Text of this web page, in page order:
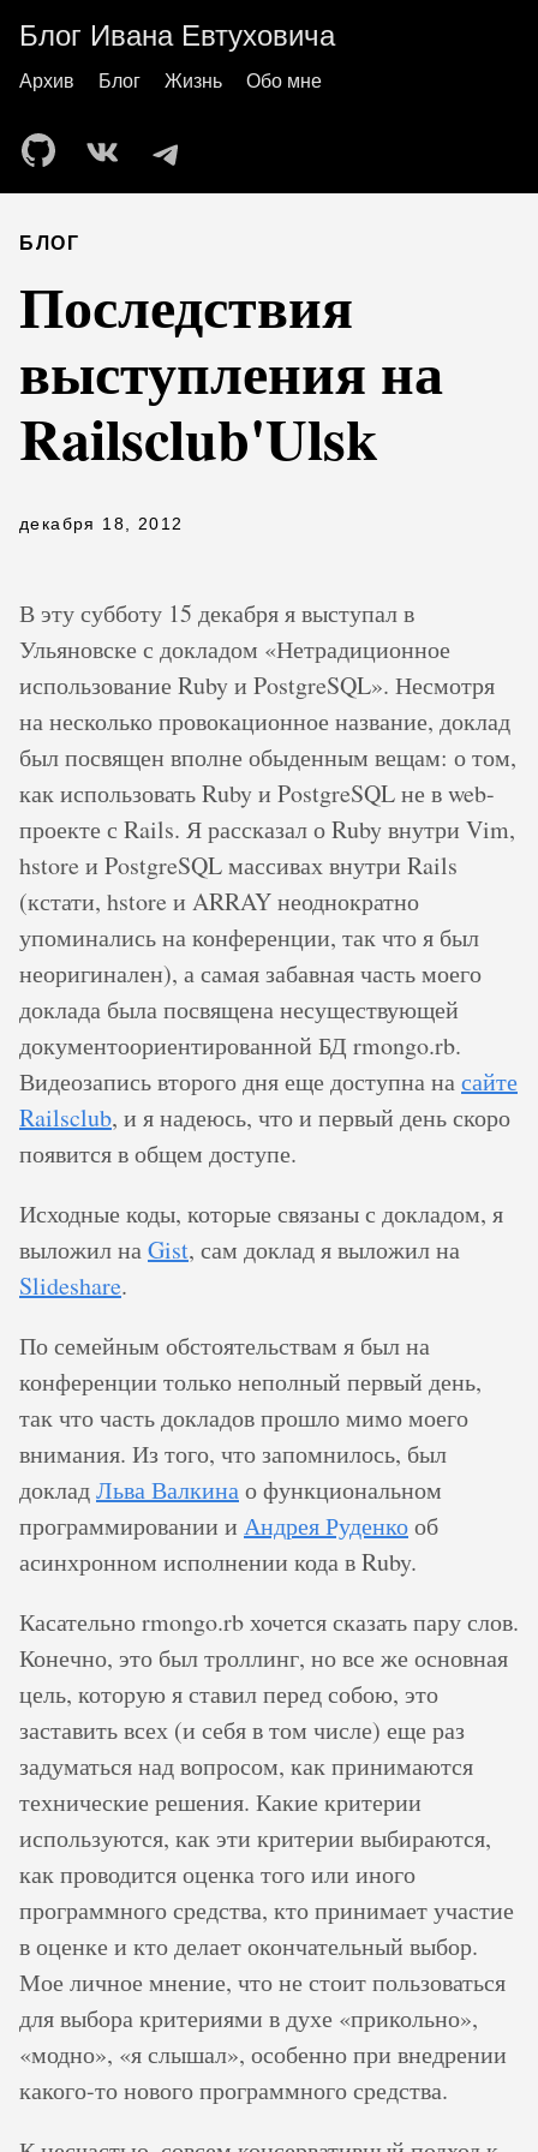
Блог Ивана Евтуховича
Архив Блог Жизнь Обо мне
БЛОГ
Последствия
выступления на
Railsclub'Ulsk
декабря 18, 2012
В эту субботу 15 декабря я выступал в
Ульяновске с докладом «Нетрадиционное
использование Ruby и PostgreSQL». Несмотря
на несколько провокационное название, доклад
был посвящен вполне обыденным вещам: о том,
как использовать Ruby и PostgreSQL не в web-
проекте с Rails. Я рассказал о Ruby внутри Vim,
hstore и PostgreSQL массивах внутри Rails
(кстати, hstore и ARRAY неоднократно
упоминались на конференции, так что я был
неоригинален), а самая забавная часть моего
доклада была посвящена несуществующей
документоориентированной БД rmongo.rb.
Видеозапись второго дня еще доступна насайте
Railsclub, и я надеюсь, что и первый день скоро
появится в общем доступе.
Исходные коды, которые связаны с докладом, я
выложил наGist, сам доклад я выложил на
Slideshare.
По семейным обстоятельствам я был на
конференции только неполный первый день,
так что часть докладов прошло мимо моего
внимания. Из того, что запомнилось, был
докладЛьва Валкинао функциональном
программировании и Андрея Руденкооб
асинхронном исполнении кода в Ruby.
Касательно rmongo.rb хочется сказать пару слов.
Конечно, это был троллинг, но все же основная
цель, которую я ставил перед собою, это
заставить всех (и себя в том числе) еще раз
задуматься над вопросом, как принимаются
технические решения. Какие критерии
используются, как эти критерии выбираются,
как проводится оценка того или иного
программного средства, кто принимает участие
в оценке и кто делает окончательный выбор.
Мое личное мнение, что не стоит пользоваться
для выбора критериями в духе «прикольно»,
«модно», «я слышал», особенно при внедрении
какого-то нового программного средства.